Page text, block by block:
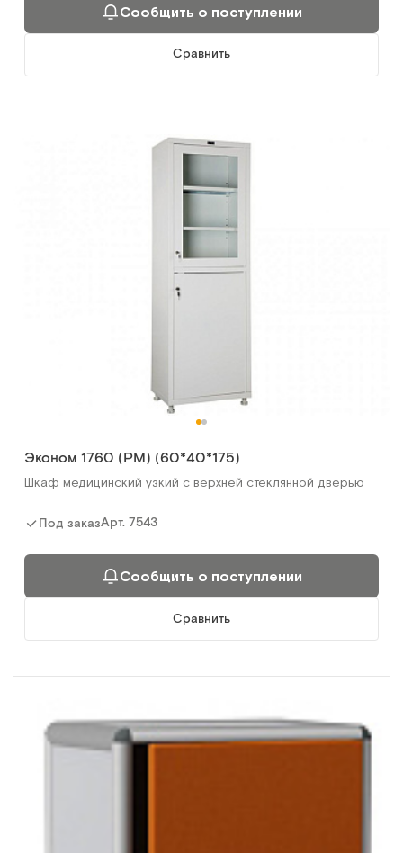
Сообщить о поступлении
Сравнить
Эконом 1760 (РМ) (60*40*175)
Шкаф медицинский узкий с верхней стеклянной дверью
Под заказАрт. 7543
Сообщить о поступлении
Сравнить